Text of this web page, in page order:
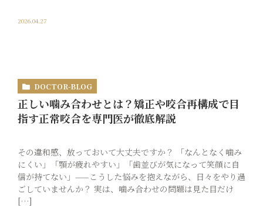
2026.04.27
DOCTOR-BLOG
正しい噛み合わせとは？矯正や咬合再構成で目
指す正常咬合を専門医が徹底解説
その違和感、放っておいて大丈夫ですか？ 「なんとなく噛み
にくい」「顎が疲れやすい」「歯並びが気になって笑顔に自
信が持てない」——こうした悩みを抱えながら、日々をやり過
ごしていませんか？ 実は、噛み合わせの問題は見た目だけ
[…]